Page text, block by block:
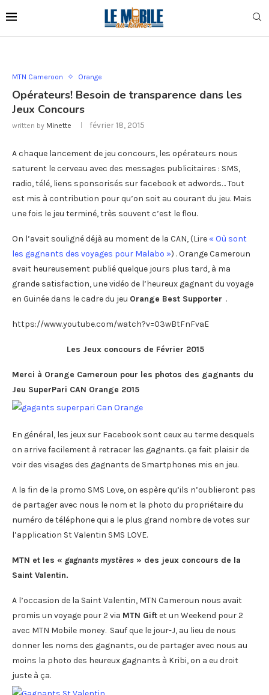
MTN Cameroon Orange
Opérateurs! Besoin de transparence dans les
Jeux Concours
written by Minette février 18, 2015
A chaque lancement de jeu concours, les opérateurs nous
saturent le cerveau avec des messages publicitaires : SMS,
radio, télé, liens sponsorisés sur facebook et adwords… Tout
est mis à contribution pour qu’on soit au courant du jeu. Mais
une fois le jeu terminé, très souvent c’est le flou.
On l’avait souligné déjà au moment de la CAN, (Lire « Où sont
les gagnants des voyages pour Malabo ») . Orange Cameroun
avait heureusement publié quelque jours plus tard, à ma
grande satisfaction, une vidéo de l’heureux gagnant du voyage
en Guinée dans le cadre du jeu Orange Best Supporter .
https://www.youtube.com/watch?v=03wBtFnFvaE
Les Jeux concours de Février 2015
Merci à Orange Cameroun pour les photos des gagnants du
Jeu SuperPari CAN Orange 2015
En général, les jeux sur Facebook sont ceux au terme desquels
on arrive facilement à retracer les gagnants. ça fait plaisir de
voir des visages des gagnants de Smartphones mis en jeu.
A la fin de la promo SMS Love, on espère qu’ils n’oublieront pas
de partager avec nous le nom et la photo du propriétaire du
numéro de téléphone qui a le plus grand nombre de votes sur
l’application St Valentin SMS LOVE.
MTN et les « gagnants mystères » des jeux concours de la
Saint Valentin.
A l’occasion de la Saint Valentin, MTN Cameroun nous avait
promis un voyage pour 2 via MTN Giftet un Weekend pour 2
avec MTN Mobile money. Sauf que le jour-J, au lieu de nous
donner les noms des gagnants, ou de partager avec nous au
moins la photo des heureux gagnants à Kribi, on a eu droit
juste à ça.